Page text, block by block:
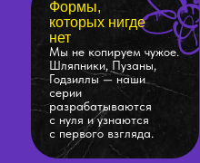
Формы,
которых нигде
нет
Мы не копируем чужое.
Шляпники, Пузаны,
Годзиллы — наши
серии
разрабатываются
с нуля и узнаются
с первого взгляда.